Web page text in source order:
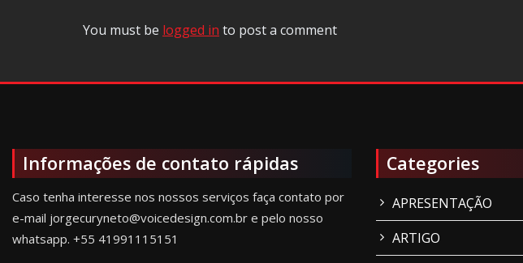
You must be logged in to post a comment
Informações de contato rápidas
Caso tenha interesse nos nossos serviços faça contato por
e-mail jorgecuryneto@voicedesign.com.br e pelo nosso
whatsapp. +55 41991115151
Categories
APRESENTAÇÃO
ARTIGO